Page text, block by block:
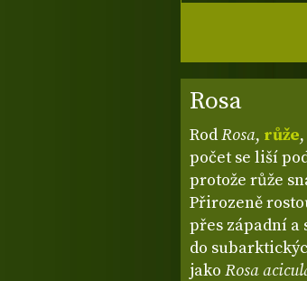
Rosa
RodRosa, růže
počet se liší
protože růže
Přirozeně
přes západní a
do
jako Rosa